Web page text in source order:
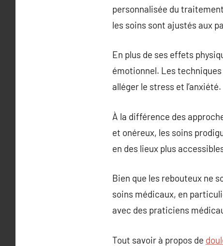
personnalisée du
les soins sont ajustés aux
En plus de ses effets
émotionnel. Les
alléger le stress et l’anxiété.
À la différence des
et onéreux, les soins
en des lieux plus
Bien que les rebouteux ne
soins médicaux, en
avec des praticiens
Tout savoir à propos de